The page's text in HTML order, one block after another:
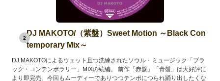
2
DJ MAKOTO/（紫盤）Sweet Motion ～Black Con
temporary Mix～
DJ MAKOTOによるウェット且つ洗練されたソウル・ミュージック「ブラ
ック・コンテンポラリー」MIXの続編。 前作「赤盤」「青盤」は大好評に
より即完売。今回もムーディーでありつつテンポにつられ踊り出したくな